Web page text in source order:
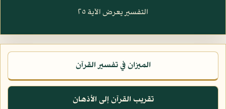
التفسير يعرض الآية ٢٥
الميزان في تفسير القرآن
تقريب القرآن إلى الأذهان